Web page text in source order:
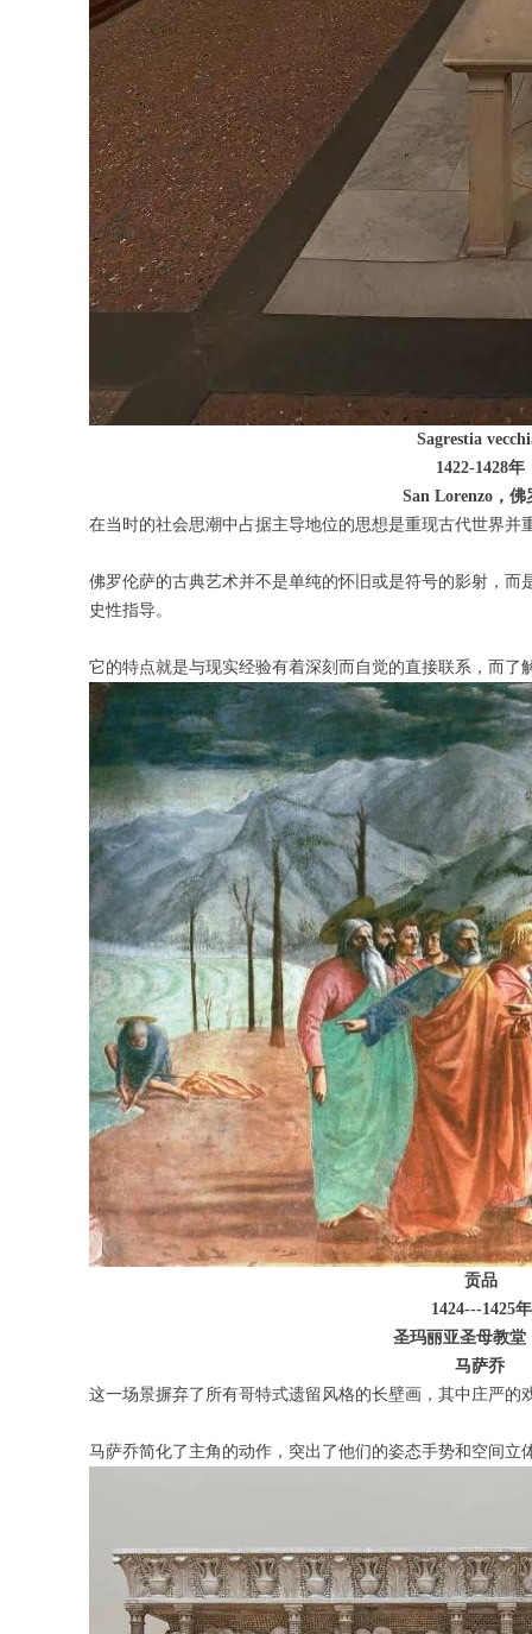
Sagrestia
1422-1428年
San Lorenzo，佛罗
在当时的社会思潮中占据主导地位的思想是重现古代世界
佛罗伦萨的古典艺术并不是单纯的怀旧或是符号的影射，
史性指导。
它的特点就是与现实经验有着深刻而自觉的直接联系，而
贡品
1424---1425年
圣玛丽亚圣母教堂，佛
马萨乔
这一场景摒弃了所有哥特式遗留风格的长壁画，其中庄严
马萨乔简化了主角的动作，突出了他们的姿态手势和空间立